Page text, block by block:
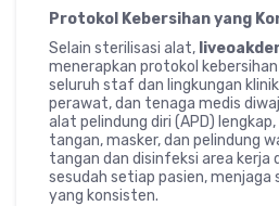
Protokol Kebersihan yang
Selain sterilisasi alat,
menerapkan protokol
seluruh staf dan lingkungan
perawat, dan tenaga medis
alat pelindung diri (APD)
tangan, masker, dan pelindung
tangan dan disinfeksi area kerja
sesudah setiap pasien, menjaga
yang konsisten.